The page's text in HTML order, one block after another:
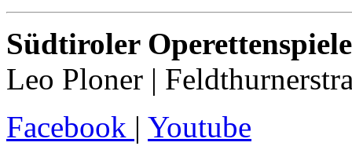
Südtiroler Operettenspiele
Leo Ploner |
Facebook | Youtube